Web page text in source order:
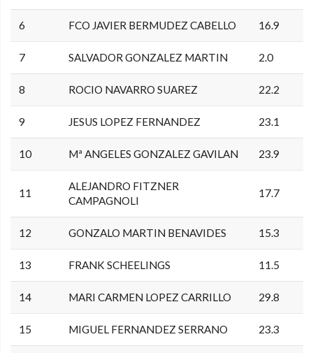
6 FCO JAVIER BERMUDEZ CABELLO 16.9
7 SALVADOR GONZALEZ MARTIN 2.0
8 ROCIO NAVARRO SUAREZ 22.2
9 JESUS LOPEZ FERNANDEZ 23.1
10 Mª ANGELES GONZALEZ GAVILAN 23.9
11
ALEJANDRO FITZNER
CAMPAGNOLI
17.7
12 GONZALO MARTIN BENAVIDES 15.3
13 FRANK SCHEELINGS 11.5
14 MARI CARMEN LOPEZ CARRILLO 29.8
15 MIGUEL FERNANDEZ SERRANO 23.3